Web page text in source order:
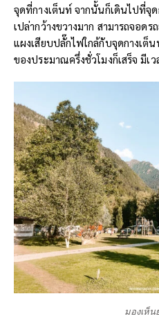
จุดที่กางเต็นท์ จากนั้นก็เดินไปที่จุ
เปล่ากว้างขวางมาก สามารถจอด
แผงเสียบปลั๊กไฟใกล้กับจุดกางเต็
ของประมาณครึ่งชั่วโมงก็เสร็จ มี
มองเห็น